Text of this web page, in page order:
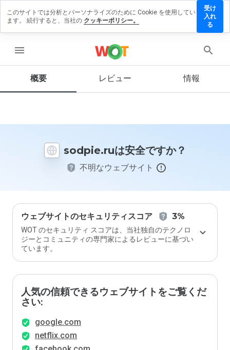
menu
概要 レビュー 情報
sodpie.ruは安全ですか？
不明なウェブサイト
ウェブサイトのセキュリティスコア 3%
WOT のセキュリティ スコアは、当社独自のテクノロ
ジーとコミュニティの専門家によるレビューに基づい
ています。
人気の信頼できるウェブサイトをご覧くだ
さい:
google.com
netflix.com
レビュ
を残す
この
イト
価し
ます
か？
このサイトでは分析とパーソナライズのために Cookie を使用してい
ます。 続行すると、当社の クッキーポリシー。
受け
入れ
る